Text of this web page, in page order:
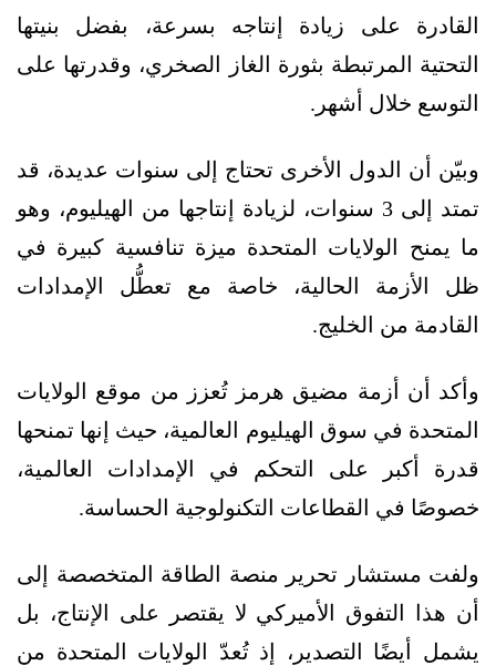
القادرة على زيادة إنتاجه بسرعة، بفضل بنيتها
التحتية المرتبطة بثورة الغاز الصخري، وقدرتها على
التوسع خلال أشهر.
وبيّن أن الدول الأخرى تحتاج إلى سنوات عديدة، قد
تمتد إلى 3 سنوات، لزيادة إنتاجها من الهيليوم، وهو
ما يمنح الولايات المتحدة ميزة تنافسية كبيرة في
ظل الأزمة الحالية، خاصة مع تعطُّل الإمدادات
القادمة من الخليج.
وأكد أن أزمة مضيق هرمز تُعزز من موقع الولايات
المتحدة في سوق الهيليوم العالمية، حيث إنها تمنحها
قدرة أكبر على التحكم في الإمدادات العالمية،
خصوصًا في القطاعات التكنولوجية الحساسة.
ولفت مستشار تحرير منصة الطاقة المتخصصة إلى
أن هذا التفوق الأميركي لا يقتصر على الإنتاج، بل
يشمل أيضًا التصدير، إذ تُعدّ الولايات المتحدة من